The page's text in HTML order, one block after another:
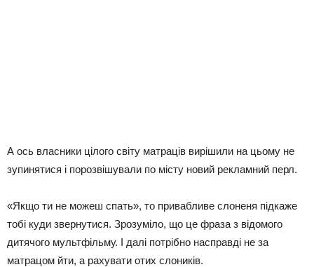
А ось власники цілого світу матраців вирішили на цьому не
зупинятися і порозвішували по місту новий рекламний перл.
«Якщо ти не можеш спать», то привабливе слоненя підкаже
тобі куди звернутися. Зрозуміло, що це фраза з відомого
дитячого мультфільму. І далі потрібно насправді не за
матрацом йти, а рахувати отих слоників.